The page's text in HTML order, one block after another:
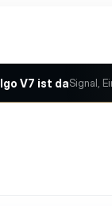
V7 ist daSignal,